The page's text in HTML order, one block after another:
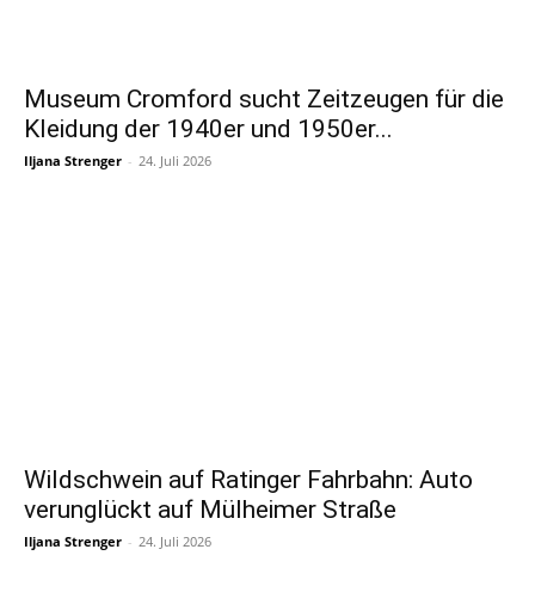
Museum Cromford sucht Zeitzeugen für die
Kleidung der 1940er und 1950er...
Iljana Strenger - 24. Juli 2026
Wildschwein auf Ratinger Fahrbahn: Auto
verunglückt auf Mülheimer Straße
Iljana Strenger - 24. Juli 2026